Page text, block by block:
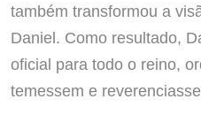
também transformou a
Daniel. Como resultado,
oficial para todo o reino,
temessem e